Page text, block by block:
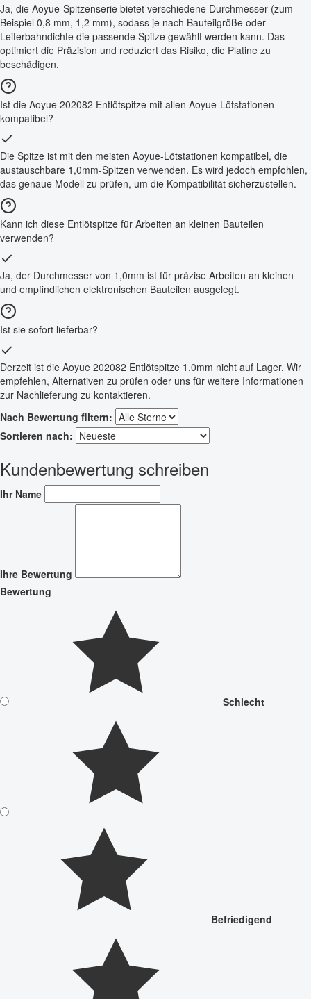
Ja, die Aoyue-Spitzenserie bietet verschiedene Durchmesser (zum
Beispiel 0,8 mm, 1,2 mm), sodass je nach Bauteilgröße oder
Leiterbahndichte die passende Spitze gewählt werden kann. Das
optimiert die Präzision und reduziert das Risiko, die Platine zu
beschädigen.
Ist die Aoyue 202082 Entlötspitze mit allen Aoyue-Lötstationen
kompatibel?
Die Spitze ist mit den meisten Aoyue-Lötstationen kompatibel, die
austauschbare 1,0mm-Spitzen verwenden. Es wird jedoch empfohlen,
das genaue Modell zu prüfen, um die Kompatibilität sicherzustellen.
Kann ich diese Entlötspitze für Arbeiten an kleinen Bauteilen
verwenden?
Ja, der Durchmesser von 1,0mm ist für präzise Arbeiten an kleinen
und empfindlichen elektronischen Bauteilen ausgelegt.
Ist sie sofort lieferbar?
Derzeit ist die Aoyue 202082 Entlötspitze 1,0mm nicht auf Lager. Wir
empfehlen, Alternativen zu prüfen oder uns für weitere Informationen
zur Nachlieferung zu kontaktieren.
Nach Bewertung filtern:
Sortieren nach:
Kundenbewertung schreiben
Ihr Name
Ihre Bewertung
Bewertung
Schlecht
Befriedigend